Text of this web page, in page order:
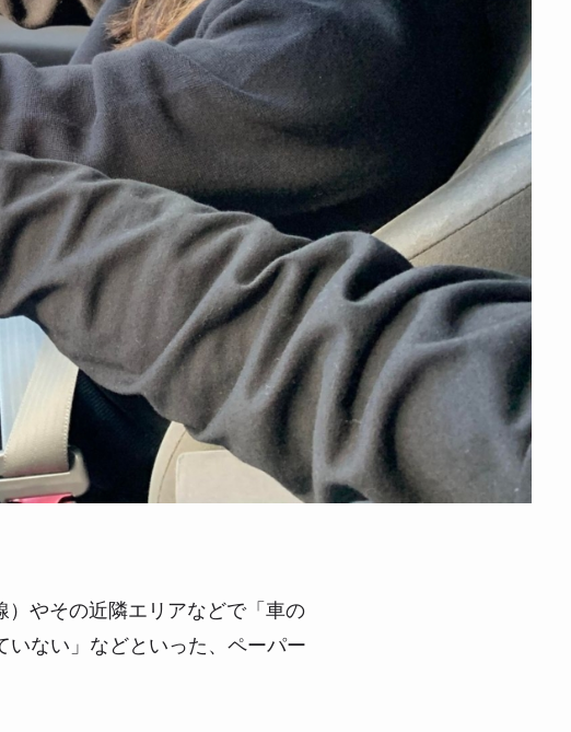
やその近隣エリアなどで「車の
ない」などといった、ペーパー